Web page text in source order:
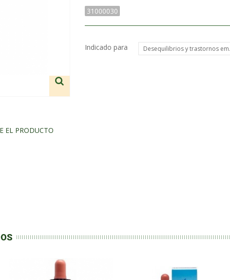
EL PRODUCTO
31000030
Indicado para Desequilibrios y trastornos